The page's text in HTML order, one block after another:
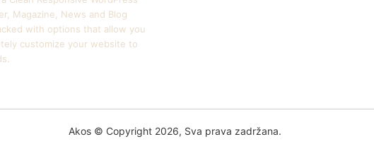
Magazine, News and Blog
with options that allow you
customize your website to
Akos © Copyright 2026, Sva prava zadržana.